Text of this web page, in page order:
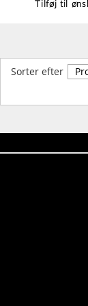
Tilføj til
Sorter efter